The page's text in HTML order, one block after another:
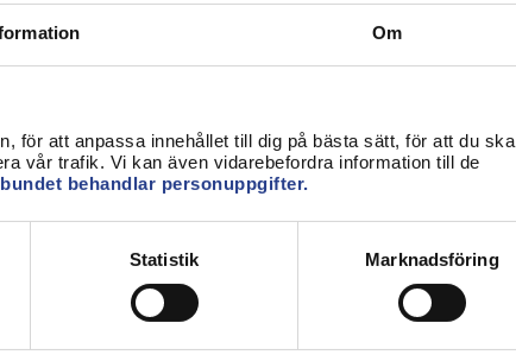
Om
för att anpassa innehållet till dig på bästa sätt, för att du ska
vår trafik. Vi kan även vidarebefordra information till de
behandlar personuppgifter.
Statistik Marknadsföring
Däremot
personliga
ska i takt
synpunkter och
över sekretessen.
om det kan